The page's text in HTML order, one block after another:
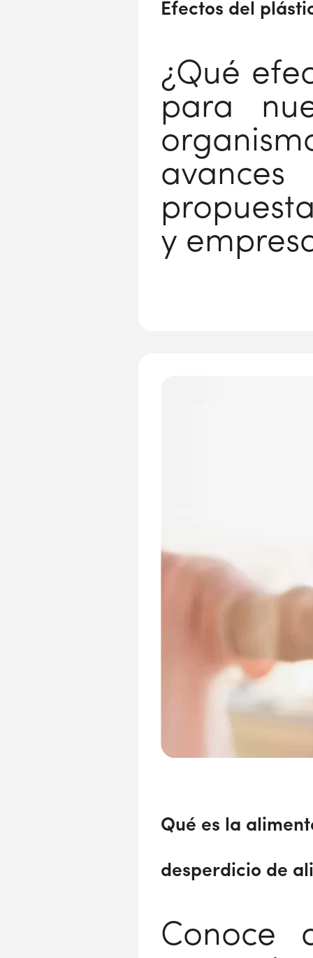
Efectos del
¿Qué
para
y
Qué es la
desperdicio de
Conoce